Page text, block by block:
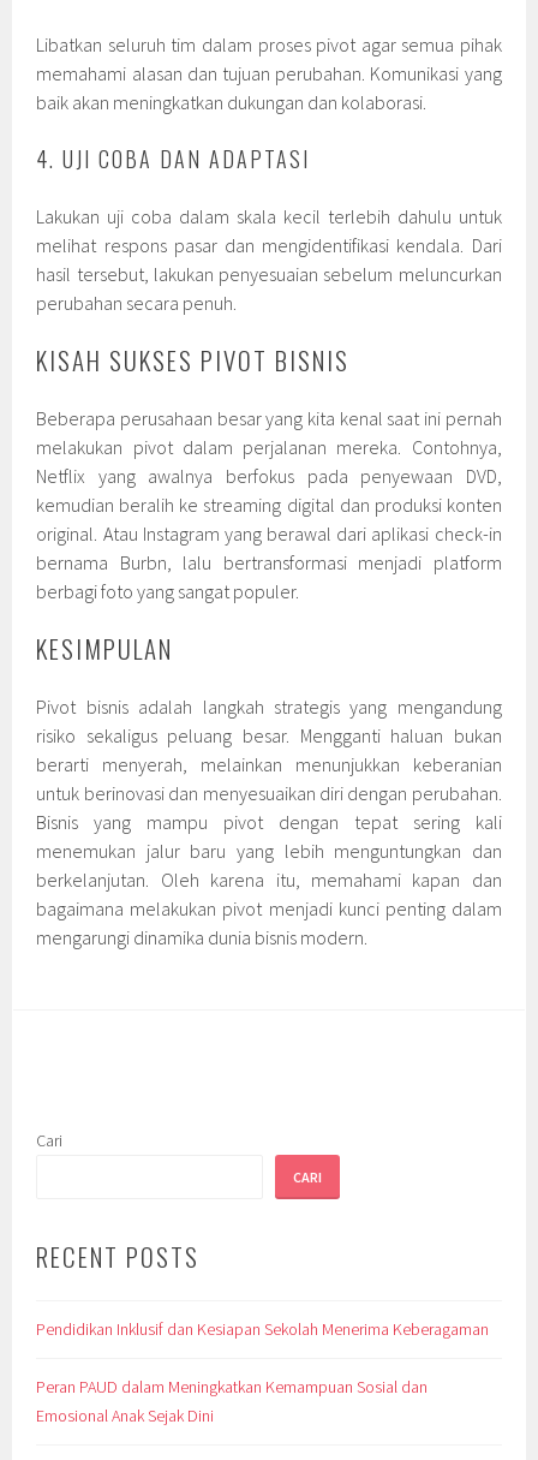
Libatkan seluruh tim dalam proses pivot agar semua pihak
memahami alasan dan tujuan perubahan. Komunikasi yang
baik akan meningkatkan dukungan dan kolaborasi.
4. UJI COBA DAN ADAPTASI
Lakukan uji coba dalam skala kecil terlebih dahulu untuk
melihat respons pasar dan mengidentifikasi kendala. Dari
hasil tersebut, lakukan penyesuaian sebelum meluncurkan
perubahan secara penuh.
KISAH SUKSES PIVOT BISNIS
Beberapa perusahaan besar yang kita kenal saat ini pernah
melakukan pivot dalam perjalanan mereka. Contohnya,
Netflix yang awalnya berfokus pada penyewaan DVD,
kemudian beralih ke streaming digital dan produksi konten
original. Atau Instagram yang berawal dari aplikasi check-in
bernama Burbn, lalu bertransformasi menjadi platform
berbagi foto yang sangat populer.
KESIMPULAN
Pivot bisnis adalah langkah strategis yang mengandung
risiko sekaligus peluang besar. Mengganti haluan bukan
berarti menyerah, melainkan menunjukkan keberanian
untuk berinovasi dan menyesuaikan diri dengan perubahan.
Bisnis yang mampu pivot dengan tepat sering kali
menemukan jalur baru yang lebih menguntungkan dan
berkelanjutan. Oleh karena itu, memahami kapan dan
bagaimana melakukan pivot menjadi kunci penting dalam
mengarungi dinamika dunia bisnis modern.
Cari
CARI
RECENT POSTS
Pendidikan Inklusif dan Kesiapan Sekolah Menerima Keberagaman
Peran PAUD dalam Meningkatkan Kemampuan Sosial dan
Emosional Anak Sejak Dini